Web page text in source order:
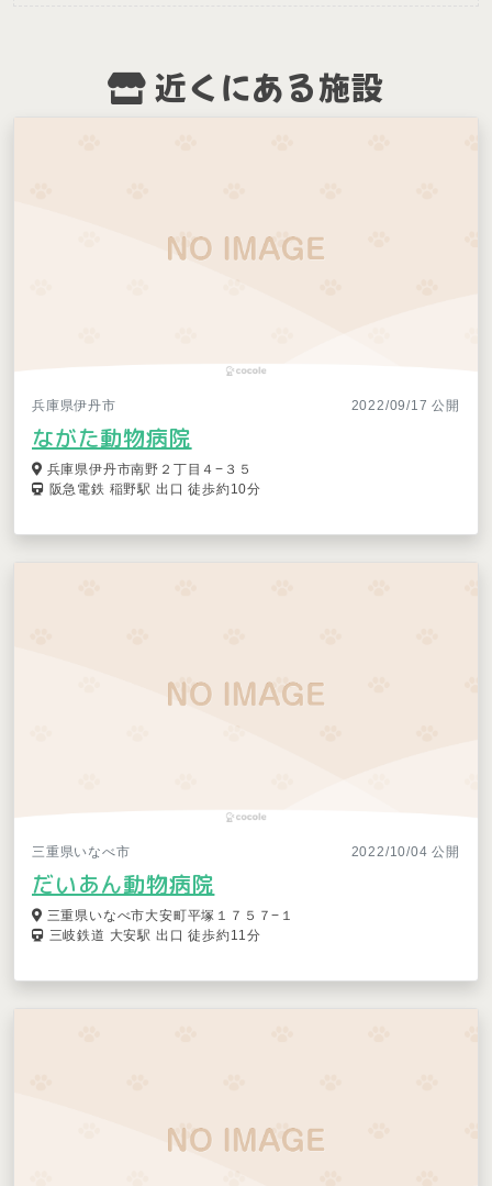
近くにある施設
兵庫県伊丹市 2022/09/17 公開
ながた動物病院
兵庫県伊丹市南野２丁目４−３５
阪急電鉄 稲野駅 出口 徒歩約10分
三重県いなべ市 2022/10/04 公開
だいあん動物病院
三重県いなべ市大安町平塚１７５７−１
三岐鉄道 大安駅 出口 徒歩約11分